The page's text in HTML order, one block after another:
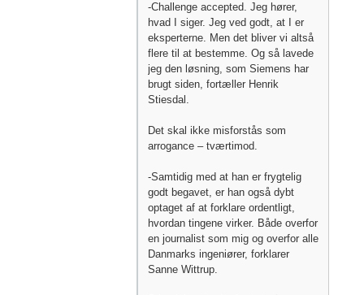
-Challenge accepted. Jeg hører,
hvad I siger. Jeg ved godt, at I er
eksperterne. Men det bliver vi altså
flere til at bestemme. Og så lavede
jeg den løsning, som Siemens har
brugt siden, fortæller Henrik
Stiesdal.
Det skal ikke misforstås som
arrogance – tværtimod.
-Samtidig med at han er frygtelig
godt begavet, er han også dybt
optaget af at forklare ordentligt,
hvordan tingene virker. Både overfor
en journalist som mig og overfor alle
Danmarks ingeniører, forklarer
Sanne Wittrup.